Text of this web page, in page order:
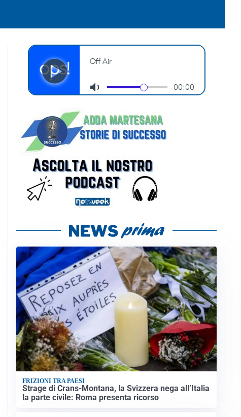
FRIZIONI TRA PAESI
Strage di Crans-Montana, la Svizzera nega all’Italia
la parte civile: Roma presenta ricorso